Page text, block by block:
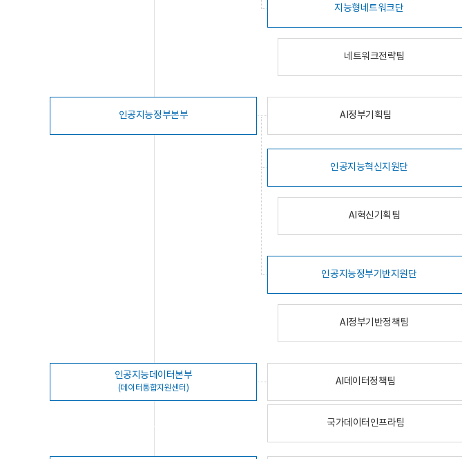
지능형네트워크단
네트워크전략팀
인공지능정부본부 AI정부기획팀
인공지능혁신지원단
AI혁신기획팀
인공지능정부기반지원단
AI정부기반정책팀
인공지능데이터본부
(데이터통합지원센터)
AI데이터정책팀
국가데이터인프라팀